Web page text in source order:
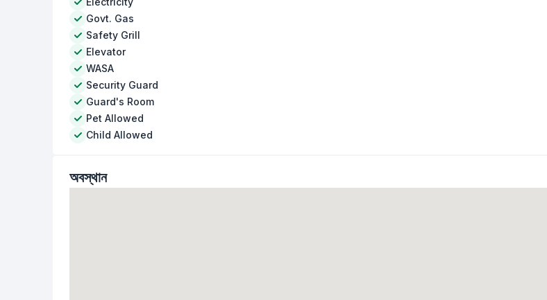
Govt. Gas
Safety Grill
Elevator
WASA
Security Guard
Guard's Room
Pet Allowed
Child Allowed
অবস্থান